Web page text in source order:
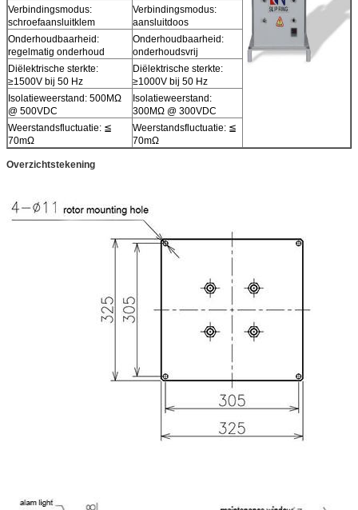
Verbindingsmodus:
schroefaansluitklem
Verbindingsmodus:
aansluitdoos
Onderhoudbaarheid:
regelmatig onderhoud
Onderhoudbaarheid:
onderhoudsvrij
Diëlektrische sterkte:
≥1500V bij 50 Hz
Diëlektrische sterkte:
≥1000V bij 50 Hz
Isolatieweerstand: 500MΩ
@ 500VDC
Isolatieweerstand:
300MΩ @ 300VDC
Weerstandsfluctuatie: ≦
70mΩ
Weerstandsfluctuatie: ≦
70mΩ
Overzichtstekening